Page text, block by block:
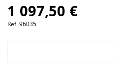
1 097,50 €
Ref.96035